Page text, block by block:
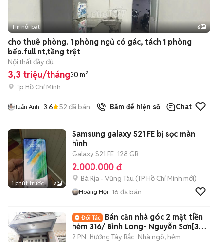
+2
Tin nổi bật 6
cho thuê phòng. 1 phòng ngủ có gác, tách 1 phòng
bếp.full nt,tầng trệt
Nội thất đầy đủ
3,3 triệu/tháng30 m²
Tp Hồ Chí Minh
Tuấn Anh 3.6 52 đã bán Bấm để hiện số Chat
1 phút trước 2
Samsung galaxy S21 FE bị sọc màn
hình
Galaxy S21 FE 128 GB
2.000.000 đ
Bà Rịa - Vũng Tàu (TP Hồ Chí Minh mới)
Hoàng Hội 16 đã bán
Bán căn nhà góc 2 mặt tiền
hẻm 316/ Bình Long- Nguyễn Sơn[3m
x 7m]
2 PN Hướng Tây Bắc Nhà ngõ, hẻm